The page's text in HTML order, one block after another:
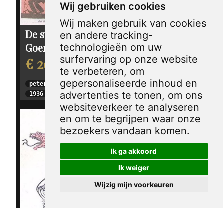
Wij gebruiken cookies
Wij maken gebruik van cookies
en andere tracking-
technologieën om uw
surfervaring op onze website
te verbeteren, om
gepersonaliseerde inhoud en
advertenties te tonen, om ons
websiteverkeer te analyseren
en om te begrijpen waar onze
bezoekers vandaan komen.
Ik ga akkoord
Ik weiger
Wijzig mijn voorkeuren
De sterren van
Goering
€ 20,00
peter van reen
1936
Duitsland bouwt
bommenwerpers
op spotprent
€ 20,00
peter van reen
1936